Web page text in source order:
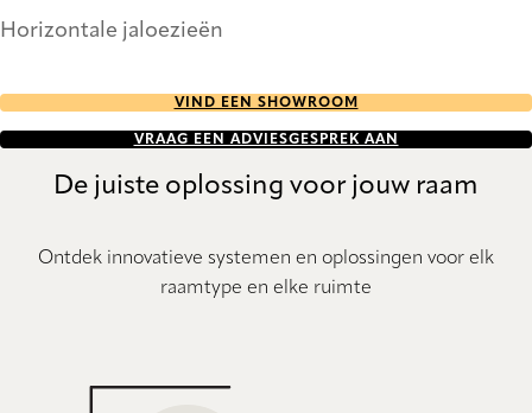
Horizontale jaloezieën
VIND EEN SHOWROOM
VRAAG EEN ADVIESGESPREK AAN
De juiste oplossing voor jouw raam
Ontdek innovatieve systemen en oplossingen voor elk
raamtype en elke ruimte